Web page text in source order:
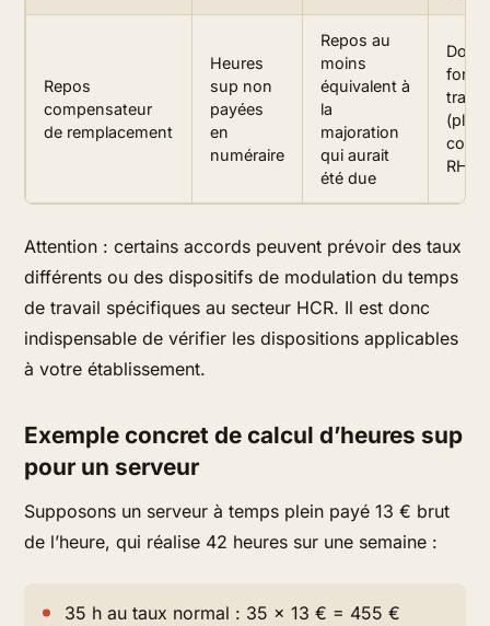
Repos
compensateur
de remplacement
Heures
sup non
payées
en
numéraire
Repos au
moins
équivalent à
la
majoration
qui aurait
été due
Doit
tracé
RH…)
Attention : certains accords peuvent prévoir des taux
différents ou des dispositifs de modulation du temps
de travail spécifiques au secteur HCR. Il est donc
indispensable de vérifier les dispositions applicables
à votre établissement.
Exemple concret de calcul d’heures sup
pour un serveur
Supposons un serveur à temps plein payé 13 € brut
de l’heure, qui réalise 42 heures sur une semaine :
35 h au taux normal : 35 × 13 € = 455 €